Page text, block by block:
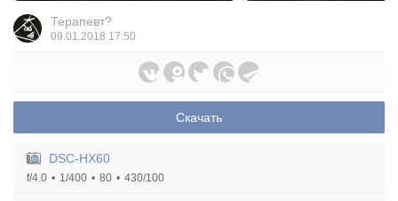
Терапевт?
09.01.2018 17:50
Скачать
DSC-HX60
f/4.0 1/400 80 430/100